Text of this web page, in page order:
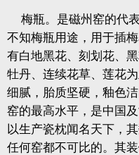
梅瓶。是磁州窑的代
不知梅瓶用途，用于插
有白地黑花、刻划花、
牡丹、连续花草、莲花
细腻，胎质坚硬，釉色
窑的最高水平，是中国
以生产瓷枕闻名天下，
任何窑都不可比的。其